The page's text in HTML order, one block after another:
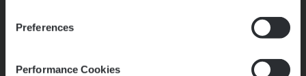
Preferences
Performance Cookies